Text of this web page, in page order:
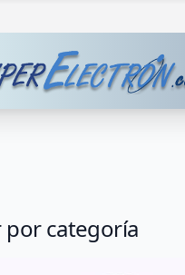
por categoría